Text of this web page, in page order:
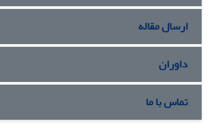
ارسال مقاله
داوران
تماس با ما